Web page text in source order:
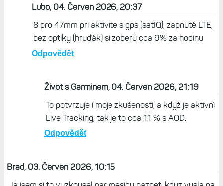
Milan, 03. Červen 2026, 17:04
Já jsem rád za tyhle testy, protože toto se člověk
nikde jinde nedočte. Takto vyzkoušet hodinky od
Garminu ještě nikoho nenapadlo. Mně by ještě
teprve lámal chleba :-)
Lubo, 04. Červen 2026, 20:37
bez optiky (hruďák) si zoberú cca 9% za hodinu